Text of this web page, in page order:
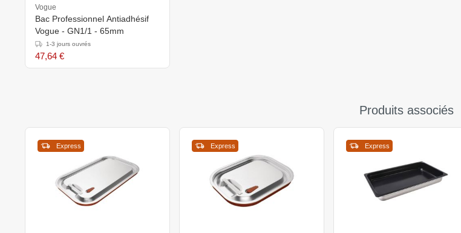
Vogue
Bac Professionnel Antiadhésif
Vogue - GN1/1 - 65mm
1-3 jours ouvrés
47,64 €
Produits associés
Express Express Express